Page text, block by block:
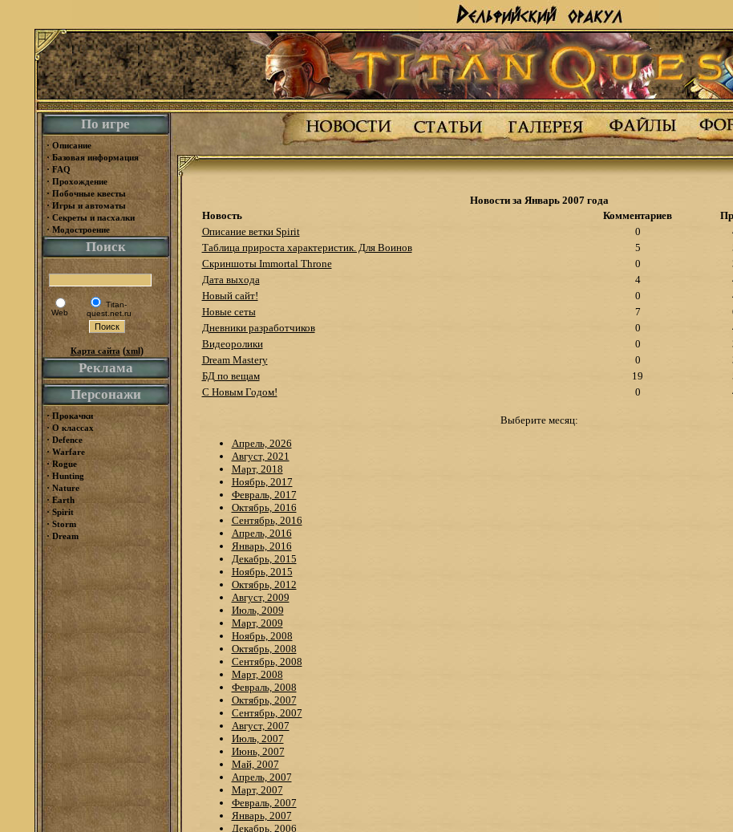
По игре
· Описание
· Базовая информация
· FAQ
· Прохождение
· Побочные квесты
· Игры и автоматы
· Секреты и пасхалки
· Модостроение
Поиск
Web
Titan-
quest.net.ru
Карта сайта(xml)
Реклама
Персонажи
·Прокачки
·О классах
·Defence
· Warfare
·Rogue
· Hunting
·Nature
·Earth
·Spirit
· Storm
·Dream
Новости за Январь 2007 года
Новость
Комментариев
Описание ветки Spirit
0
Таблица прироста характеристик. Для Воинов
5
Скриншоты Immortal Throne
0
Дата выхода
4
Новый сайт!
0
Новые сеты
7
Дневники разработчиков
0
Видеоролики
0
Dream Mastery
0
БД по вещам
19
С Новым Годом!
0
Выберите месяц:
Апрель, 2026
Август, 2021
Март, 2018
Ноябрь, 2017
Февраль, 2017
Октябрь, 2016
Сентябрь, 2016
Апрель, 2016
Январь, 2016
Декабрь, 2015
Ноябрь, 2015
Октябрь, 2012
Август, 2009
Июль, 2009
Март, 2009
Ноябрь, 2008
Октябрь, 2008
Сентябрь, 2008
Март, 2008
Февраль, 2008
Октябрь, 2007
Сентябрь, 2007
Август, 2007
Июль, 2007
Июнь, 2007
Май, 2007
Апрель, 2007
Март, 2007
Февраль, 2007
Январь, 2007
Декабрь, 2006